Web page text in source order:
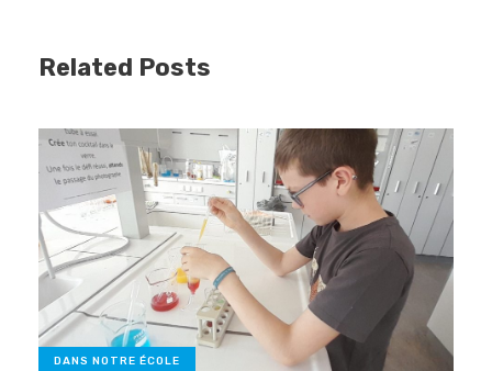
Related Posts
DANS NOTRE ÉCOLE